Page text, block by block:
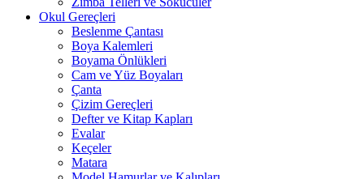
Okul Gereçleri
Beslenme Çantası
Boya Kalemleri
Boyama Önlükleri
Cam ve Yüz Boyaları
Çanta
Çizim Gereçleri
Defter ve Kitap Kapları
Evalar
Keçeler
Matara